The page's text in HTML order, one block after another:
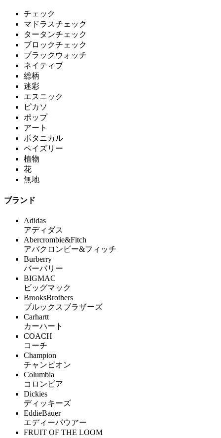
チェック
マドラスチェック
タータンチェック
ブロックチェック
ブラックウォッチ
ネイティブ
総柄
迷彩
エスニック
ピカソ
ポップ
アート
ボタニカル
ペイズリー
植物
花
無地
ブランド
Adidas
アディダス
Abercrombie&Fitch
アバクロンビー&フィッチ
Burberry
バーバリー
BIGMAC
ビッグマック
BrooksBrothers
ブルックスブラザーズ
Carhartt
カーハート
COACH
コーチ
Champion
チャンピオン
Columbia
コロンビア
Dickies
ディッキーズ
EddieBauer
エディーバウアー
FRUIT OF THE LOOM